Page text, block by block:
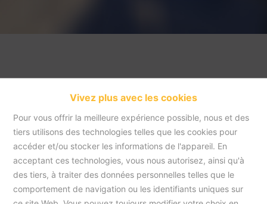
Vivez plus avec les cookies
Pour vous offrir la meilleure expérience possible, nous et des
tiers utilisons des technologies telles que les cookies pour
accéder et/ou stocker les informations de l'appareil. En
acceptant ces technologies, vous nous autorisez, ainsi qu'à
des tiers, à traiter des données personnelles telles que le
comportement de navigation ou les identifiants uniques sur
Accueil